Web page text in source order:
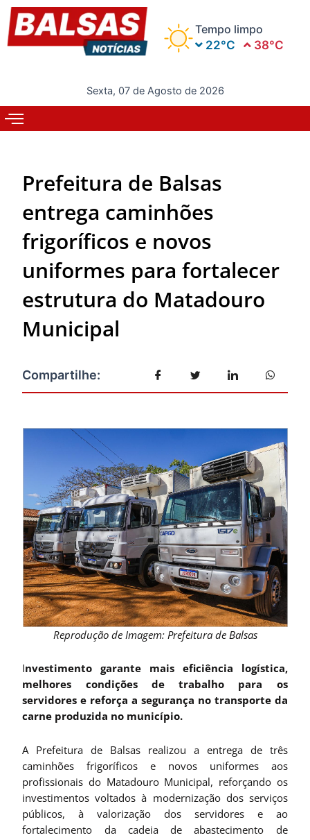
para
Tempo limpo
22°C
38°C
Sexta, 07 de Agosto de 2026
Prefeitura de Balsas
entrega caminhões
frigoríficos e novos
uniformes para fortalecer
estrutura do Matadouro
Municipal
Reprodução de Imagem: Prefeitura de Balsas
Investimento garante mais eficiência logística,
melhores condições de trabalho para os
servidores e reforça a segurança no transporte da
carne produzida no município.
A Prefeitura de Balsas realizou a entrega de três
caminhões frigoríficos e novos uniformes aos
profissionais do Matadouro Municipal, reforçando os
investimentos voltados à modernização dos serviços
públicos, à valorização dos servidores e ao
fortalecimento da cadeia de abastecimento de